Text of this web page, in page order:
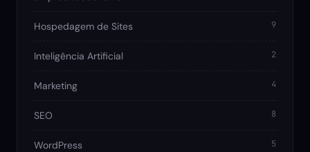
Hospedagem de Sites 9
Inteligência Artificial 2
Marketing 4
SEO 8
WordPress 5